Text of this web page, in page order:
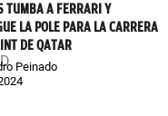
TUMBA A FERRARI Y
LA POLE PARA LA CARRERA
DE QATAR
Peinado